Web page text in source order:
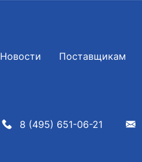
Новости Поставщикам
8 (495) 651-06-21